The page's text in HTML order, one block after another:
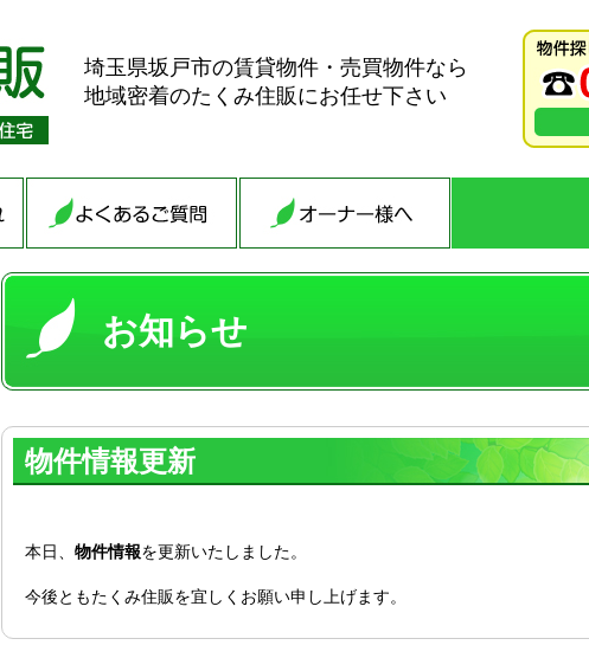
埼玉県坂戸市の賃貸物件・売買物件なら
地域密着のたくみ住販にお任せ下さい
お知らせ
物件情報更新
本日、 物件情報を更新いたしました。
今後ともたくみ住販を宜しくお願い申し上げます。